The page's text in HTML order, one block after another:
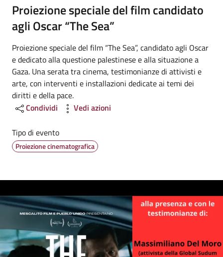
Proiezione speciale del film candidato
agli Oscar “The Sea”
Proiezione speciale del film “The Sea”, candidato agli Oscar
e dedicato alla questione palestinese e alla situazione a
Gaza. Una serata tra cinema, testimonianze di attivisti e
arte, con interventi e installazioni dedicate ai temi dei
diritti e della pace.
Condividi
Vedi azioni
Tipo di evento
Proiezione cinematografica